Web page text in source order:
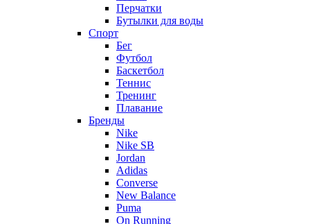
Перчатки
Бутылки для воды
Спорт
Бег
Футбол
Баскетбол
Теннис
Тренинг
Плавание
Бренды
Nike
Nike SB
Jordan
Adidas
Converse
New Balance
Puma
On Running